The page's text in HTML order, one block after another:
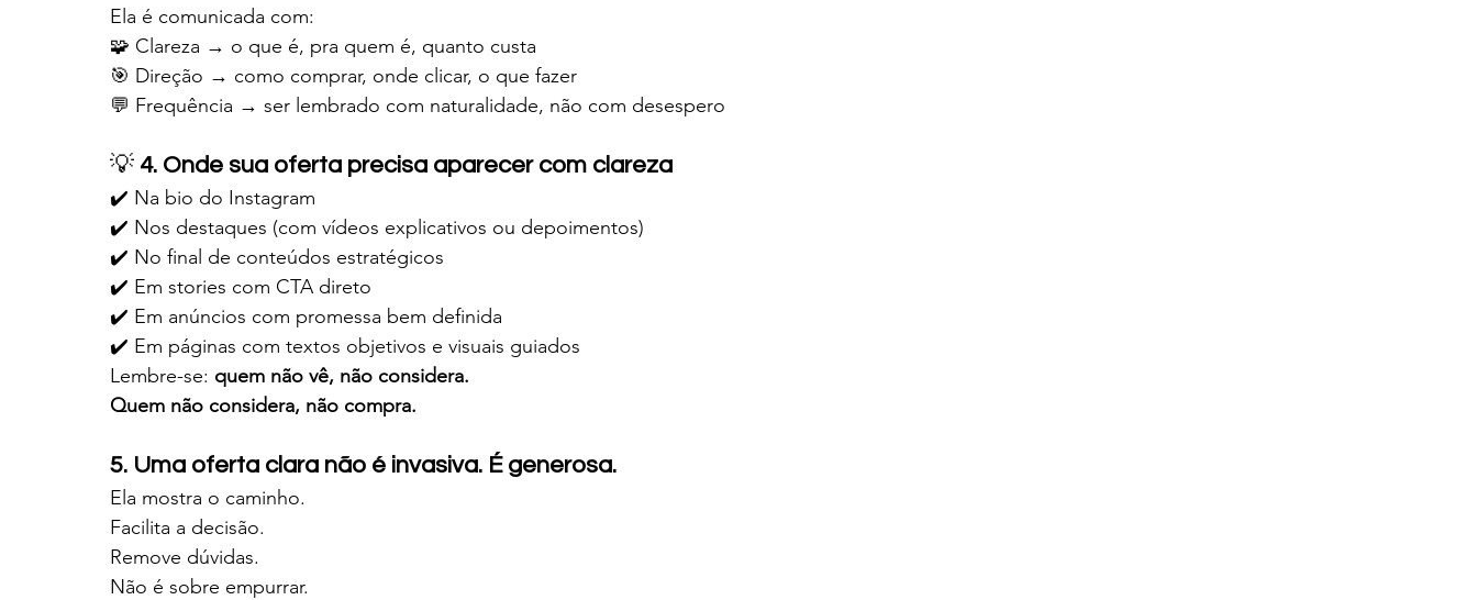
Ela é comunicada com:
🧩 Clareza → o que é, pra quem é, quanto custa
🎯 Direção → como comprar, onde clicar, o que fazer
💬 Frequência → ser lembrado com naturalidade, não com desespero
💡 4. Onde sua oferta precisa aparecer com clareza
✔️ Na bio do Instagram
✔️ Nos destaques (com vídeos explicativos ou depoimentos)
✔️ No final de conteúdos estratégicos
✔️ Em stories com CTA direto
✔️ Em anúncios com promessa bem definida
✔️ Em páginas com textos objetivos e visuais guiados
Lembre-se: quem não vê, não considera.
Quem não considera, não compra.
5. Uma oferta clara não é invasiva. É generosa.
Ela mostra o caminho.
Facilita a decisão.
Remove dúvidas.
Não é sobre empurrar.